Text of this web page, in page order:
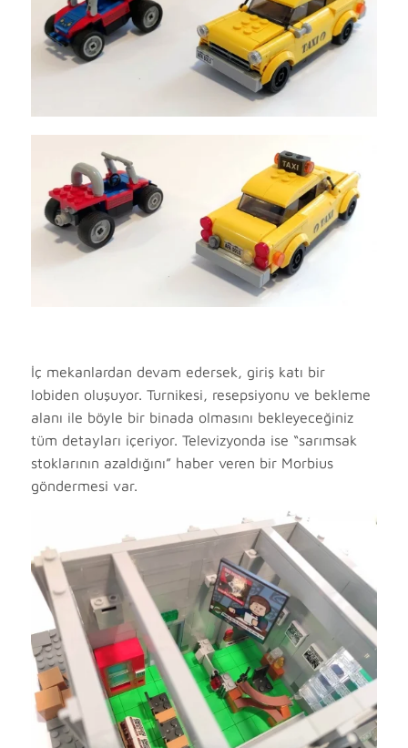
İç mekanlardan devam edersek, giriş katı bir
lobiden oluşuyor. Turnikesi, resepsiyonu ve bekleme
alanı ile böyle bir binada olmasını bekleyeceğiniz
tüm detayları içeriyor. Televizyonda ise “sarımsak
stoklarının azaldığını” haber veren bir Morbius
göndermesi var.